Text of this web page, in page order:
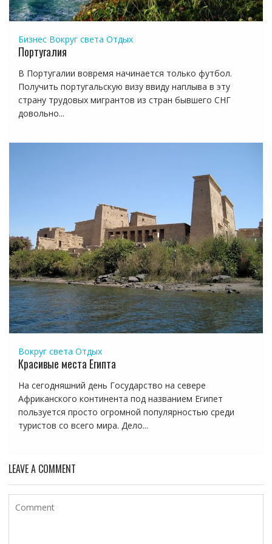
Бизнес Вокруг света Отдых
Португалия
В Португалии вовремя начинается только футбол.
Получить португальскую визу ввиду наплыва в эту
страну трудовых мигрантов из стран бывшего СНГ
довольно...
Вокруг света Отдых
Красивые места Египта
На сегодняшний день Государство на севере
Африканского континента под названием Египет
пользуется просто огромной популярностью среди
туристов со всего мира. Дело...
LEAVE A COMMENT